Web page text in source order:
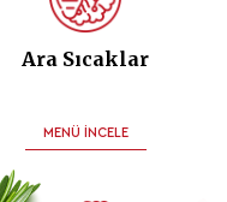
Ara Sıcaklar
MENÜ İNCELE